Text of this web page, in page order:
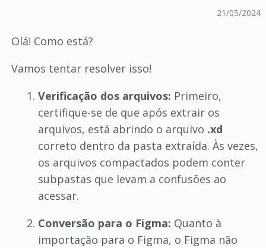
21/05/2024
Olá! Como está?
Vamos tentar resolver isso!
Verificação dos arquivos: Primeiro,
certifique-se de que após extrair os
arquivos, está abrindo o arquivo .xd
correto dentro da pasta extraída. Às vezes,
os arquivos compactados podem conter
subpastas que levam a confusões ao
acessar.
Conversão para o Figma: Quanto à
importação para o Figma, o Figma não